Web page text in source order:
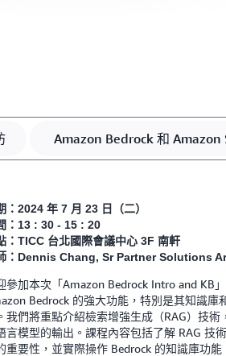
Amazon Bedrock 和
：2024 年 7 月 23 日（二）
：13 : 30 - 15 : 20
：TICC 台北國際會議中心 3F 南軒
：Dennis Chang, Sr Partner Solutions
參加本次「Amazon Bedrock Intro and KB
Bedrock 的強大功能，特別是其知識庫
我們將重點介紹檢索增強生成（RAG）技
言模型的輸出。課程內容包括了解 RAG 技
重要性，並實際操作 Bedrock 的知識庫功